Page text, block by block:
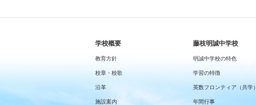
学校概要
教育方針
校章・校歌
沿革
施設案内
藤枝明誠中学校
明誠中学校の特色
学習の特徴
英数フロンティア（共学）
年間行事